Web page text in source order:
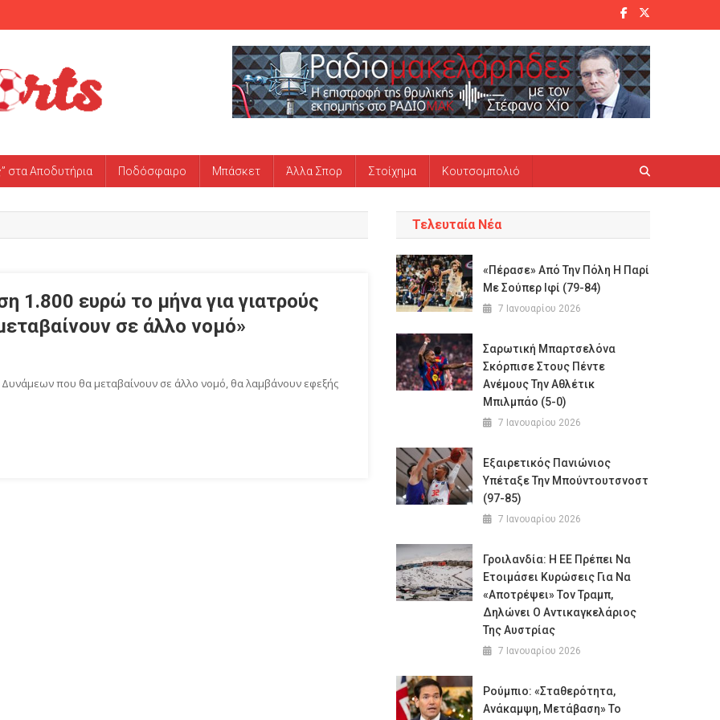
στα Αποδυτήρια Ποδόσφαιρο Μπάσκετ Άλλα Σπορ Στοίχημα Κουτσομπολιό
1.800 ευρώ το μήνα για γιατρούς
σε άλλο νομό»
που θα μεταβαίνουν σε άλλο νομό, θα λαμβάνουν εφεξής
Τελευταία Νέα
«Πέρασε» Από Την Πόλη Η Παρί
Με Σούπερ Ιφί (79-84)
7 Ιανουαρίου 2026
Σαρωτική Μπαρτσελόνα
Σκόρπισε Στους Πέντε
Ανέμους Την Αθλέτικ
Μπιλμπάο (5-0)
7 Ιανουαρίου 2026
Εξαιρετικός Πανιώνιος
Υπέταξε Την Μπούντουτσνοστ
(97-85)
7 Ιανουαρίου 2026
Γροιλανδία: Η ΕΕ Πρέπει Να
Ετοιμάσει Κυρώσεις Για Να
«αποτρέψει» Τον Τραμπ,
Δηλώνει Ο Αντικαγκελάριος
Της Αυστρίας
7 Ιανουαρίου 2026
Ρούμπιο: «Σταθερότητα,
Ανάκαμψη, Μετάβαση» Το